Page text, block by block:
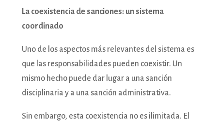
La coexistencia de sanciones: un sistema
coordinado
Uno de los aspectos más relevantes del sistema es
que las responsabilidades pueden coexistir. Un
mismo hecho puede dar lugar a una sanción
disciplinaria y a una sanción administrativa.
Sin embargo, esta coexistencia no es ilimitada. El